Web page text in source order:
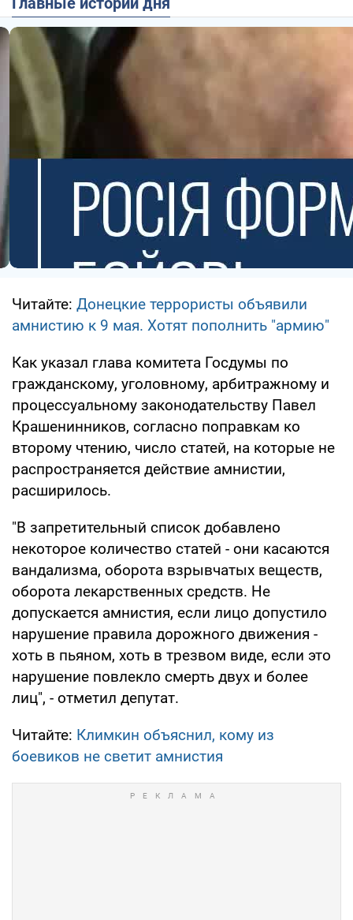
Читайте: Донецкие террористы объявили
амнистию к 9 мая. Хотят пополнить "армию"
Как указал глава комитета Госдумы по
гражданскому, уголовному, арбитражному и
процессуальному законодательству Павел
Крашенинников, согласно поправкам ко
второму чтению, число статей, на которые не
распространяется действие амнистии,
расширилось.
"В запретительный список добавлено
некоторое количество статей - они касаются
вандализма, оборота взрывчатых веществ,
оборота лекарственных средств. Не
допускается амнистия, если лицо допустило
нарушение правила дорожного движения -
хоть в пьяном, хоть в трезвом виде, если это
нарушение повлекло смерть двух и более
лиц", - отметил депутат.
Читайте: Климкин объяснил, кому из
боевиков не светит амнистия